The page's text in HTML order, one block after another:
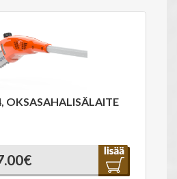
OKSASAHALISÄLAITE